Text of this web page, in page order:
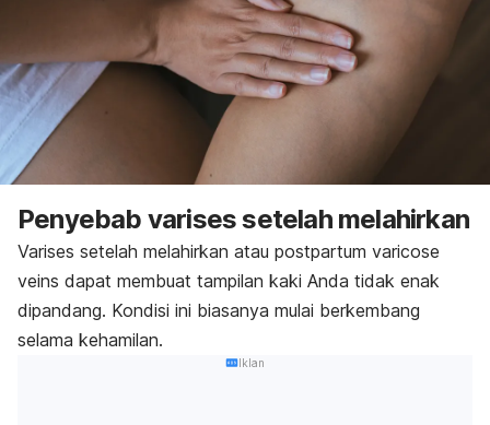
Penyebab varises setelah melahirkan
Varises setelah melahirkan atau postpartum varicose
veins dapat membuat tampilan kaki Anda tidak enak
dipandang. Kondisi ini biasanya mulai berkembang
selama kehamilan.
Iklan